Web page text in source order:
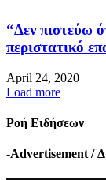
“Δεν πιστεύω
περιστατικό
April 24, 2020
Load more
Ροή Ειδήσεων
-Advertisement /